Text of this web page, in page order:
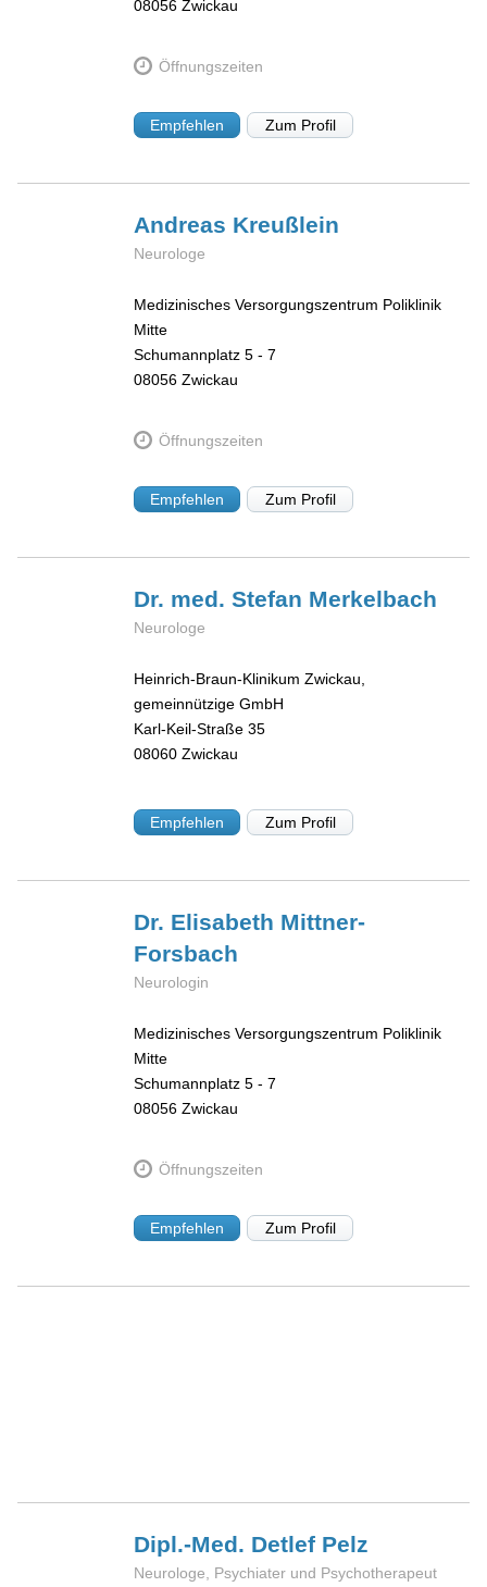
08056 Zwickau
Öffnungszeiten
Empfehlen Zum Profil
Andreas Kreußlein
Neurologe
Medizinisches Versorgungszentrum Poliklinik
Mitte
Schumannplatz 5 - 7
08056 Zwickau
Öffnungszeiten
Empfehlen Zum Profil
Dr. med. Stefan Merkelbach
Neurologe
Heinrich-Braun-Klinikum Zwickau,
gemeinnützige GmbH
Karl-Keil-Straße 35
08060 Zwickau
Empfehlen Zum Profil
Dr. Elisabeth Mittner-
Forsbach
Neurologin
Medizinisches Versorgungszentrum Poliklinik
Mitte
Schumannplatz 5 - 7
08056 Zwickau
Öffnungszeiten
Empfehlen Zum Profil
Dipl.-Med. Detlef Pelz
Neurologe, Psychiater und Psychotherapeut